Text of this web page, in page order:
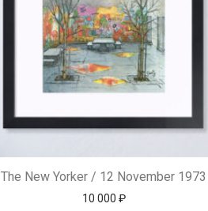
The New Yorker / 12 November 1973
10 000 ₽